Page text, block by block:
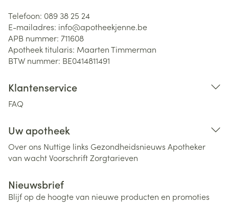
Telefoon: 089 38 25 24
E-mailadres: info@apotheekjenne.be
APB nummer: 711608
Apotheek titularis: Maarten Timmerman
BTW nummer: BE0414811491
Klantenservice
FAQ
Uw apotheek
Over ons Nuttige links Gezondheidsnieuws Apotheker
van wachtVoorschriftZorgtarieven
Nieuwsbrief
Blijf op de hoogte van nieuwe producten en promoties